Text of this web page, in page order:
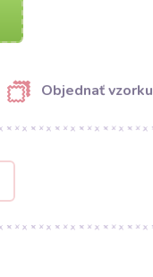
Objednať vzorku